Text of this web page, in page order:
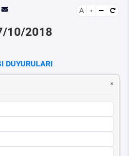
A
10/2018
DUYURULARI